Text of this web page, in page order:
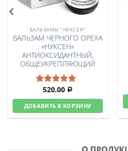
БАЛЬЗАМЫ "НУКСЕН"
БАЛЬЗАМ ЧЕРНОГО ОРЕХА
«НУКСЕН»
АНТИОКСИДАНТНЫЙ,
ОБЩЕУКРЕПЛЯЮЩИЙ
Оценка
5.00из 5
520.00 Р
ДОБАВИТЬ В КОРЗИНУ